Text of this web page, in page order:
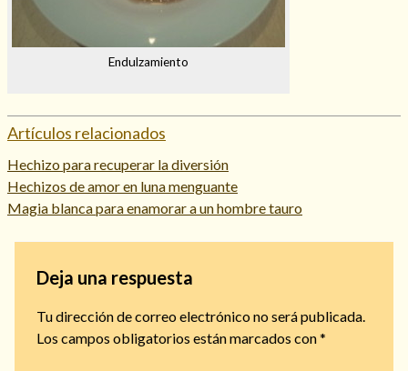
Endulzamiento
Artículos relacionados
Hechizo para recuperar la diversión
Hechizos de amor en luna menguante
Magia blanca para enamorar a un hombre tauro
Deja una respuesta
Tu dirección de correo electrónico no será publicada.
Los campos obligatorios están marcados con*